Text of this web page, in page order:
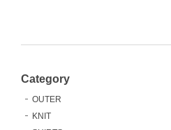
Category
OUTER
KNIT